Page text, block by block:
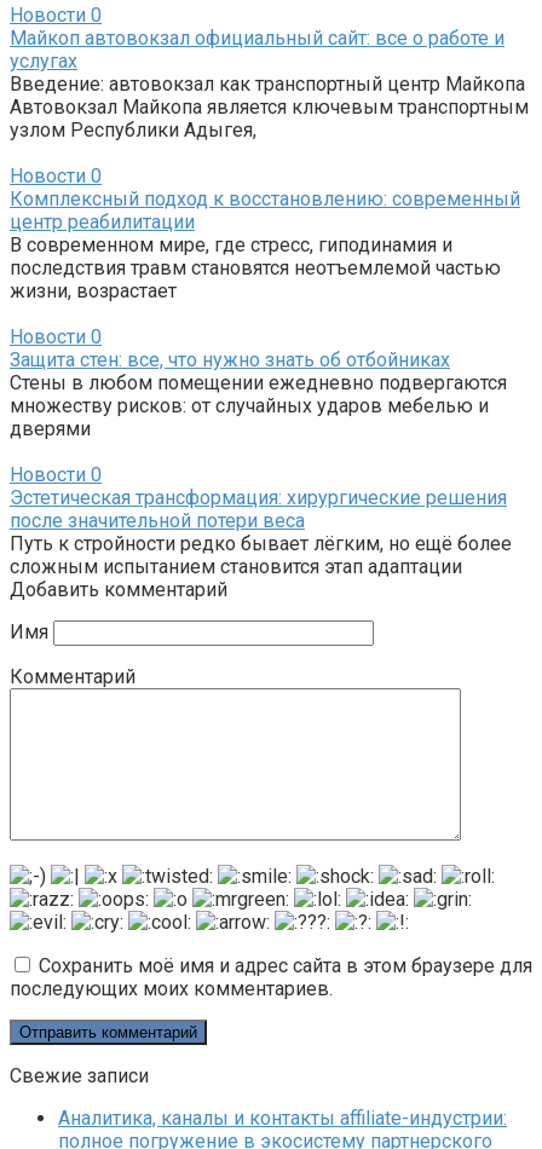
Новости 0
Майкоп автовокзал официальный сайт: все о работе и
услугах
Введение: автовокзал как транспортный центр Майкопа
Автовокзал Майкопа является ключевым транспортным
узлом Республики Адыгея,
Новости 0
Комплексный подход к восстановлению: современный
центр реабилитации
В современном мире, где стресс, гиподинамия и
последствия травм становятся неотъемлемой частью
жизни, возрастает
Новости 0
Защита стен: все, что нужно знать об отбойниках
Стены в любом помещении ежедневно подвергаются
множеству рисков: от случайных ударов мебелью и
дверями
Новости 0
Эстетическая трансформация: хирургические решения
после значительной потери веса
Путь к стройности редко бывает лёгким, но ещё более
сложным испытанием становится этап адаптации
Добавить комментарий
Имя
Комментарий
Сохранить моё имя и адрес сайта в этом браузере для
последующих моих комментариев.
Свежие записи
Аналитика, каналы и контакты affiliate-индустрии:
полное погружение в экосистему партнерского